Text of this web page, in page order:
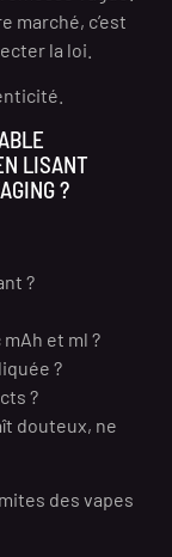
marché, c’est
la loi.
LISANT
?
?
et ml ?
?
?
douteux, ne
des vapes